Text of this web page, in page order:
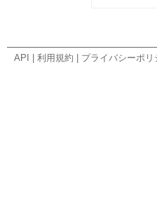
API 利用規約 プライバシーポリ